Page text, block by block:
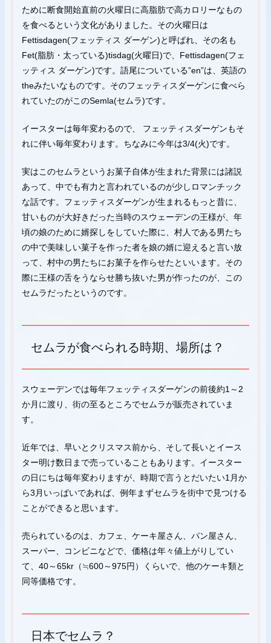
ために断食開始直前の火曜日に高脂肪で高カロリーなもの
を食べるという文化がありました。その火曜日は
Fettisdagen(フェッティス ダーゲン)と呼ばれ、その名も
Fet(脂肪・太っている)tisdag(火曜日)で、Fettisdagen(フェ
ッティス ダーゲン)です。語尾についている”en”は、英語の
theみたいなものです。そのフェッティスダーゲンに食べら
れていたのがこのSemla(セムラ)です。
イースターは毎年変わるので、 フェッティスダーゲンもそ
れに伴い毎年変わります。ちなみに今年は3/4(火)です。
実はこのセムラというお菓子自体が生まれた背景には諸説
あって、中でも有力と言われているのが少しロマンチック
な話です。フェッティスダーゲンが生まれるもっと昔に、
甘いものが大好きだった当時のスウェーデンの王様が、年
頃の娘のために婿探しをしていた際に、村人である男たち
の中で美味しい菓子を作った者を娘の婿に迎えると言い放
って、村中の男たちにお菓子を作らせたといいます。その
際に王様の舌をうならせ勝ち抜いた男が作ったのが、この
セムラだったというのです。
セムラが食べられる時期、場所は？
スウェーデンでは毎年フェッティスダーゲンの前後約1～2
か月に渡り、街の至るところでセムラが販売されていま
す。
近年では、早いとクリスマス前から、そして長いとイース
ター明け数日まで売っていることもあります。イースター
の日にちは毎年変わりますが、時期で言うとだいたい1月か
ら3月いっぱいであれば、例年まずセムラを街中で見つける
ことができると思います。
売られているのは、カフェ、ケーキ屋さん、パン屋さん、
スーパー、コンビニなどで、価格は年々値上がりしてい
て、40～65kr（≒600～975円）くらいで、他のケーキ類と
同等価格です。
日本でセムラ？